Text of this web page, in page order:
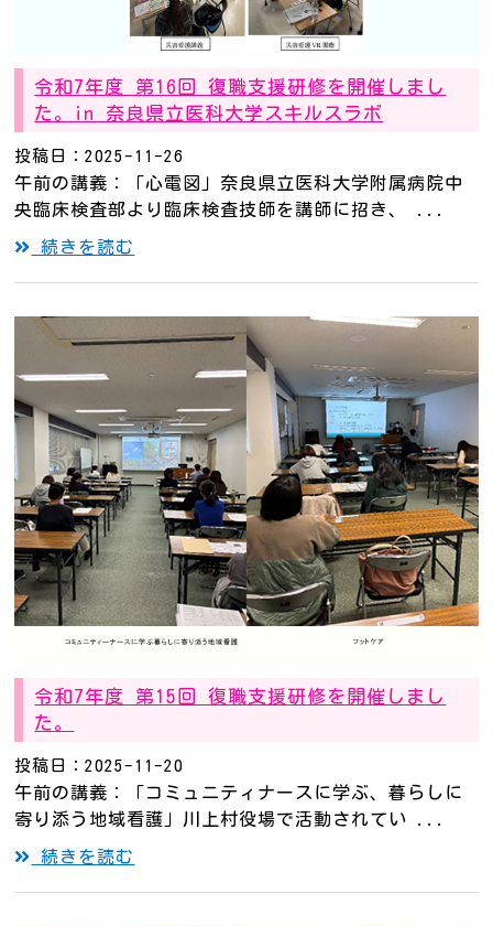
令和7年度 第16回 復職支援研修を開催しまし
た。in 奈良県立医科大学スキルスラボ
投稿日：2025-11-26
午前の講義：「心電図」奈良県立医科大学附属病院中
央臨床検査部より臨床検査技師を講師に招き、 ...
続きを読む
令和7年度 第15回 復職支援研修を開催しまし
た。
投稿日：2025-11-20
午前の講義：「コミュニティナースに学ぶ、暮らしに
寄り添う地域看護」川上村役場で活動されてい ...
続きを読む